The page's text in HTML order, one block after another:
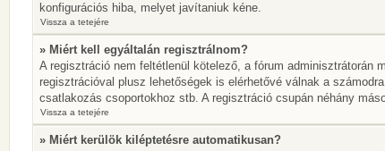
konfigurációs hiba, melyet javítaniuk kéne.
Vissza a tetejére
» Miért kell egyáltalán regisztrálnom?
A regisztráció nem feltétlenül kötelező, a fórum adminisztrátorán
regisztrációval plusz lehetőségek is elérhetővé válnak a
csatlakozás csoportokhoz stb. A regisztráció csupán néhány
Vissza a tetejére
» Miért kerülök kiléptetésre automatikusan?